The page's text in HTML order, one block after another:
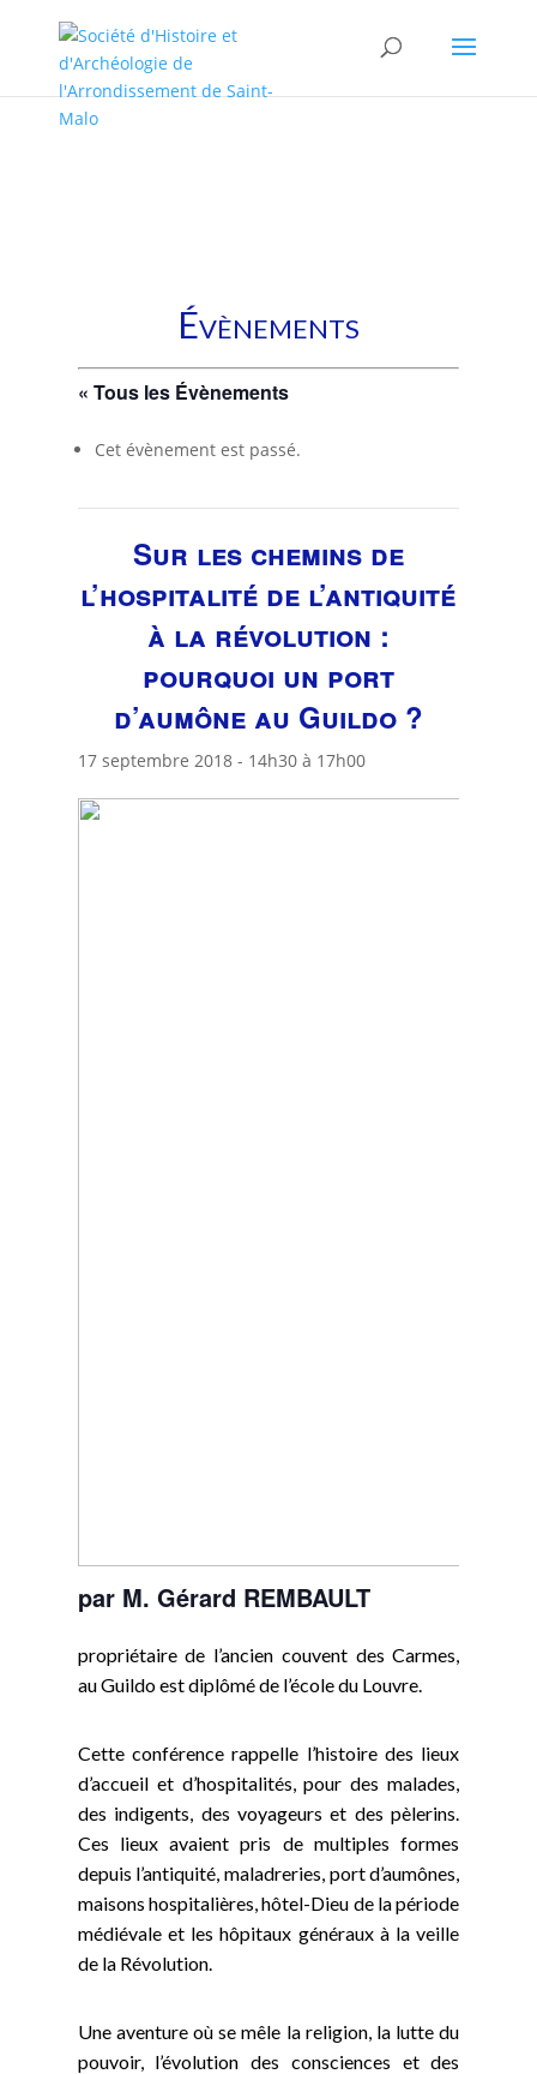
* * Template name: No sidebars */
Évènements
« Tous les Évènements
Cet évènement est passé.
Sur les chemins de
l’hospitalité de l’antiquité
à la révolution :
pourquoi un port
d’aumône au Guildo ?
17 septembre 2018 - 14h30à 17h00
par M. Gérard REMBAULT
propriétaire de l’ancien couvent des Carmes,
au Guildo est diplômé de l’école du Louvre.
Cette conférence rappelle l’histoire des lieux
d’accueil et d’hospitalités, pour des malades,
des indigents, des voyageurs et des pèlerins.
Ces lieux avaient pris de multiples formes
depuis l’antiquité, maladreries, port d’aumônes,
maisons hospitalières, hôtel-Dieu de la période
médiévale et les hôpitaux généraux à la veille
de la Révolution.
Une aventure où se mêle la religion, la lutte du
pouvoir, l’évolution des consciences et des